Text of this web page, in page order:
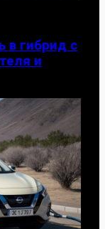
в гибрид с
и